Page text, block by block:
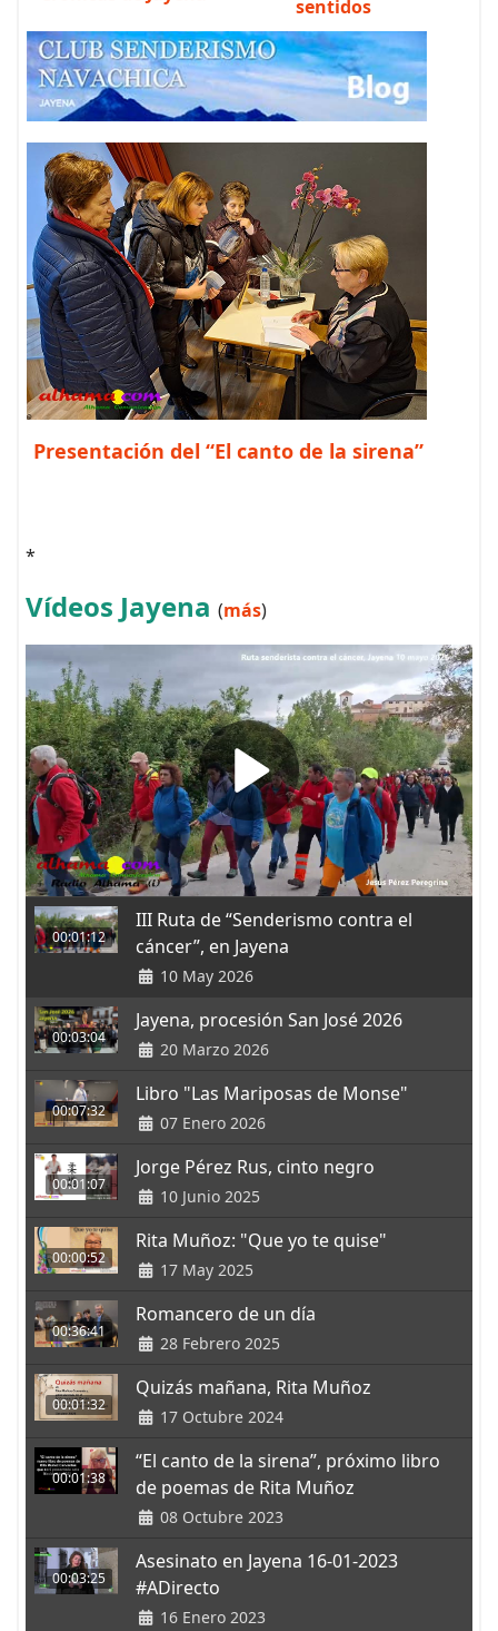
sentidos
Presentación del “El canto de la sirena”
*
Vídeos Jayena (más)
00:01:12
III Ruta de “Senderismo contra el
cáncer”, en Jayena
10 May 2026
00:03:04
Jayena, procesión San José 2026
20 Marzo 2026
00:07:32
Libro "Las Mariposas de Monse"
07 Enero 2026
00:01:07
Jorge Pérez Rus, cinto negro
10 Junio 2025
00:00:52
Rita Muñoz: "Que yo te quise"
17 May 2025
00:36:41
Romancero de un día
28 Febrero 2025
00:01:32
Quizás mañana, Rita Muñoz
17 Octubre 2024
00:01:38
“El canto de la sirena”, próximo libro
de poemas de Rita Muñoz
08 Octubre 2023
00:03:25
Asesinato en Jayena 16-01-2023
#ADirecto
16 Enero 2023